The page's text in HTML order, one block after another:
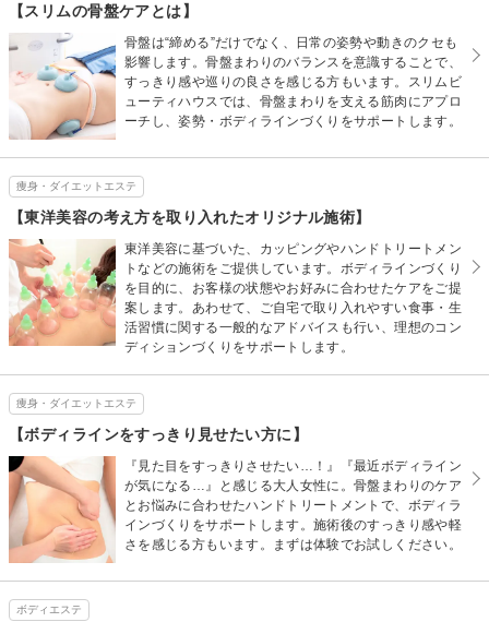
【スリムの骨盤ケアとは】
骨盤は“締める”だけでなく、日常の姿勢や動きのクセも
影響します。骨盤まわりのバランスを意識することで、
すっきり感や巡りの良さを感じる方もいます。スリムビ
ューティハウスでは、骨盤まわりを支える筋肉にアプロ
ーチし、姿勢・ボディラインづくりをサポートします。
痩身・ダイエットエステ
【東洋美容の考え方を取り入れたオリジナル施術】
東洋美容に基づいた、カッピングやハンドトリートメン
トなどの施術をご提供しています。ボディラインづくり
を目的に、お客様の状態やお好みに合わせたケアをご提
案します。あわせて、ご自宅で取り入れやすい食事・生
活習慣に関する一般的なアドバイスも行い、理想のコン
ディションづくりをサポートします。
痩身・ダイエットエステ
【ボディラインをすっきり見せたい方に】
『見た目をすっきりさせたい…！』『最近ボディライン
が気になる…』と感じる大人女性に。骨盤まわりのケア
とお悩みに合わせたハンドトリートメントで、ボディラ
インづくりをサポートします。施術後のすっきり感や軽
さを感じる方もいます。まずは体験でお試しください。
ボディエステ